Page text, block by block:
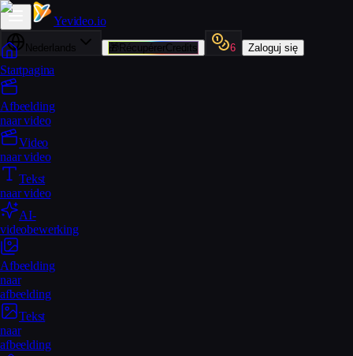
Yevideo.io
Nederlands 🎁RécupérerCredits 6 Zaloguj się
Startpagina
Afbeelding
naar video
Video
naar video
Tekst
naar video
AI-
videobewerking
Afbeelding
naar
afbeelding
Tekst
naar
afbeelding